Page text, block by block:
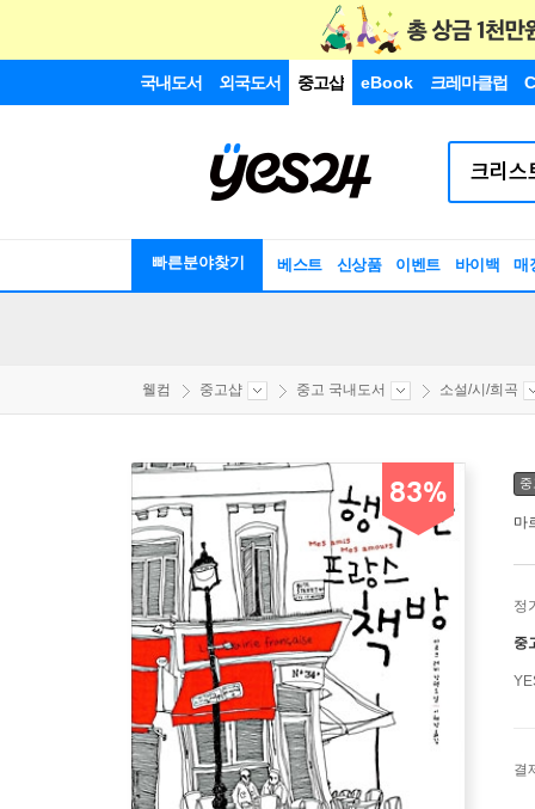
국내도서 외국도서 중고샵 eBook 크레마클럽
빠른분야찾기 베스트 신상품 이벤트 바이백 매
웰컴 중고샵 중고 국내도서 소설/시/희곡
83%
마
정
중
결